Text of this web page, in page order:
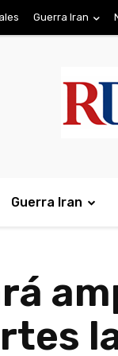
Guerra Iran
Guerra Iran